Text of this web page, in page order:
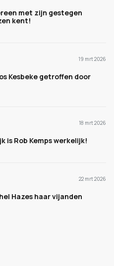
met zijn gestegen
kent!
19 mrt 2026
Kesbeke getroffen door
18 mrt 2026
is Rob Kemps werkelijk!
22 mrt 2026
Hazes haar vijanden